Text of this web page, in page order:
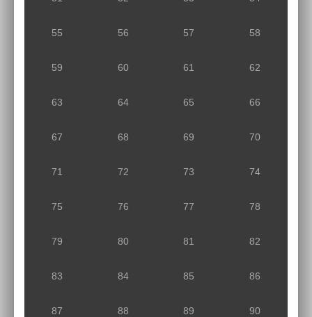
55 56 57 58
59 60 61 62
63 64 65 66
67 68 69 70
71 72 73 74
75 76 77 78
79 80 81 82
83 84 85 86
87 88 89 90